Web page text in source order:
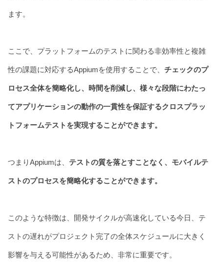
ます。
ここで、プラットフォームのテストに関わる非効率性と複雑
性の課題に対応するAppiumを使用することで、 チェックのプ
ロセス全体を簡略化し、時間を削減し、様々な段階にわたっ
てアプリケーションの動作の一貫性を保証するクロスプラッ
トフォームテストを実現することができます。
つまりAppiumは、 テストの質を落とすことなく、モバイルテ
ストのプロセスを簡略化することができます。
このような特徴は、開発サイクルが高速化している今日、テ
ストの遅れがプロジェクト完了の全体スケジュールに大きく
影響を与える可能性があるため、非常に重要です。